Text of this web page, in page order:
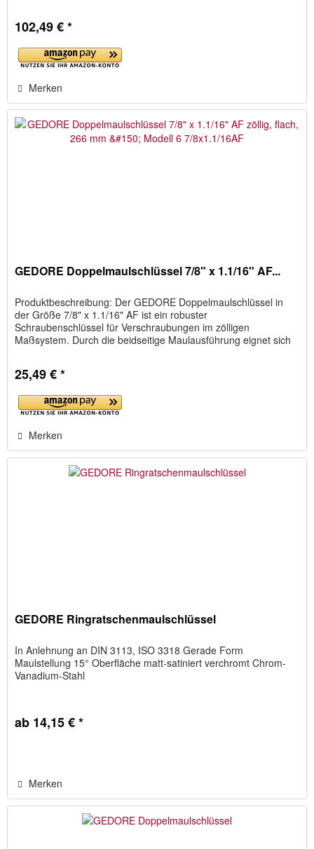
102,49 € *
Merken
GEDORE Doppelmaulschlüssel 7/8" x 1.1/16" AF...
Produktbeschreibung: Der GEDORE Doppelmaulschlüssel in
der Größe 7/8" x 1.1/16" AF ist ein robuster
Schraubenschlüssel für Verschraubungen im zölligen
Maßsystem. Durch die beidseitige Maulausführung eignet sich
25,49 € *
Merken
GEDORE Ringratschenmaulschlüssel
In Anlehnung an DIN 3113, ISO 3318 Gerade Form
Maulstellung 15° Oberfläche matt-satiniert verchromt Chrom-
Vanadium-Stahl
ab 14,15 € *
Merken